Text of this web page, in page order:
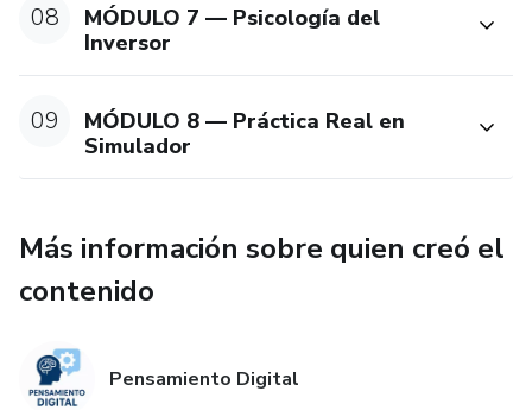
08
MÓDULO 7 — Psicología del
Inversor
09
MÓDULO 8 — Práctica Real en
Simulador
Más información sobre quien creó el
contenido
Pensamiento Digital